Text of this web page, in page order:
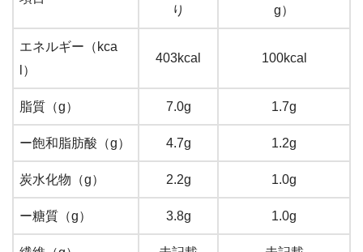
り
g）
エネルギー（kca
l）
403kcal 100kcal
脂質（g） 7.0g 1.7g
ー飽和脂肪酸（g） 4.7g 1.2g
炭水化物（g） 2.2g 1.0g
ー糖質（g） 3.8g 1.0g